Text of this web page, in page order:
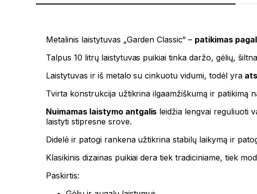
Metalinis laistytuvas „Garden Classic“ – patikimas
Talpus 10 litrų laistytuvas puikiai tinka daržo, gėlių,
Laistytuvas ir iš metalo su cinkuotu vidumi, todėl yra
Tvirta konstrukcija užtikrina ilgaamžiškumą ir patikimą
Nuimamas laistymo antgalis leidžia lengvai reguliuoti
laistyti stipresne srove.
Didelė ir patogi rankena užtikrina stabilų laikymą ir
Klasikinis dizainas puikiai dera tiek tradiciniame, tiek
Paskirtis: